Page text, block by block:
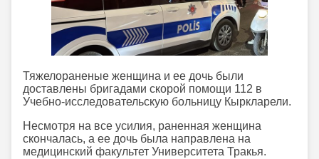
Тяжелораненые женщина и ее дочь были
доставлены бригадами скорой помощи 112 в
Учебно-исследовательскую больницу Кыркларели.
Несмотря на все усилия, раненная женщина
скончалась, а ее дочь была направлена на
медицинский факультет Университета Тракья.